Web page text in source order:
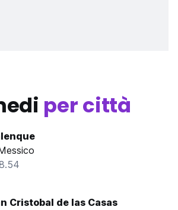
per città
Cristobal de las Casas